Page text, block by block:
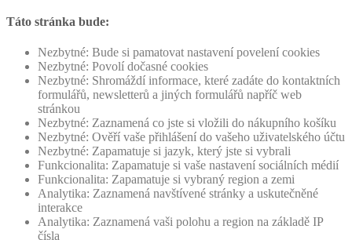
Táto stránka bude:
Nezbytné: Bude si pamatovat nastavení povelení cookies
Nezbytné: Povolí dočasné cookies
Nezbytné: Shromáždí informace, které zadáte do kontaktních
formulářů, newsletterů a jiných formulářů napříč web
stránkou
Nezbytné: Zaznamená co jste si vložili do nákupního košíku
Nezbytné: Ověří vaše přihlášení do vašeho uživatelského účtu
Nezbytné: Zapamatuje si jazyk, který jste si vybrali
Funkcionalita: Zapamatuje si vaše nastavení sociálních médií
Funkcionalita: Zapamatuje si vybraný region a zemi
Analytika: Zaznamená navštívené stránky a uskutečněné
interakce
Analytika: Zaznamená vaši polohu a region na základě IP
čísla